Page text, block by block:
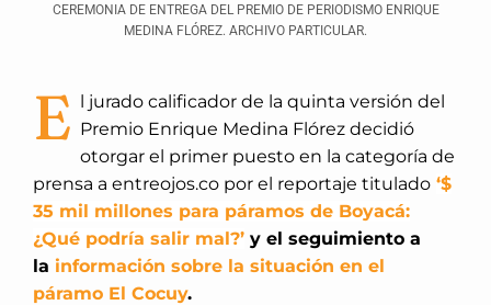
CEREMONIA DE ENTREGA DEL PREMIO DE PERIODISMO ENRIQUE
MEDINA FLÓREZ. ARCHIVO PARTICULAR.
E l jurado calificador de la quinta versión del
Premio Enrique Medina Flórez decidió
otorgar el primer puesto en la categoría de
prensa a entreojos.co por el reportaje titulado ‘$
35 mil millones para páramos de Boyacá:
¿Qué podría salir mal?’ y el seguimiento a
la información sobre la situación en el
páramo El Cocuy.